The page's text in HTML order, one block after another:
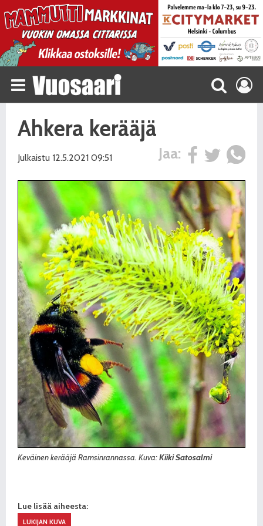
Ahkera kerääjä
Jaa:
Julkaistu 12.5.2021 09:51
Keväinen kerääjä Ramsinrannassa. Kuva:Kiiki Satosalmi
Lue lisää aiheesta:
LUKIJAN KUVA